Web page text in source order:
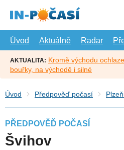
hlavní
Úvod
Aktuálně Radar
AKTUALITA: Kromě východu
bouřky, na východě i silné
Úvod Předpověď počasí
PŘEDPOVĚĎ POČASÍ
Švihov